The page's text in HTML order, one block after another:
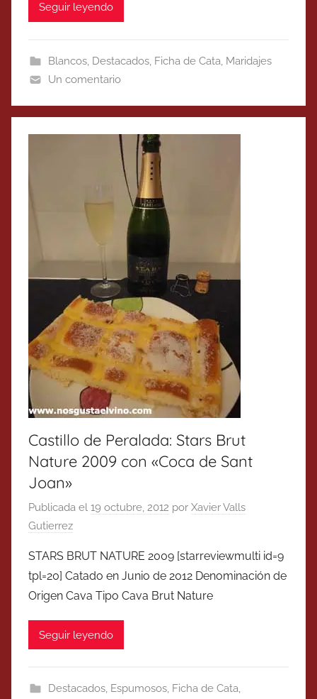
Seguir leyendo
Blancos, Destacados, Ficha de Cata, Maridajes
Un comentario
Castillo de Peralada: Stars Brut
Nature 2009 con «Coca de Sant
Joan»
Publicada el 19 octubre, 2012 por Xavier Valls
Gutierrez
STARS BRUT NATURE 2009 [starreviewmulti id=9
tpl=20] Catado en Junio de 2012 Denominación de
Origen Cava Tipo Cava Brut Nature
Seguir leyendo
Destacados, Espumosos, Ficha de Cata,